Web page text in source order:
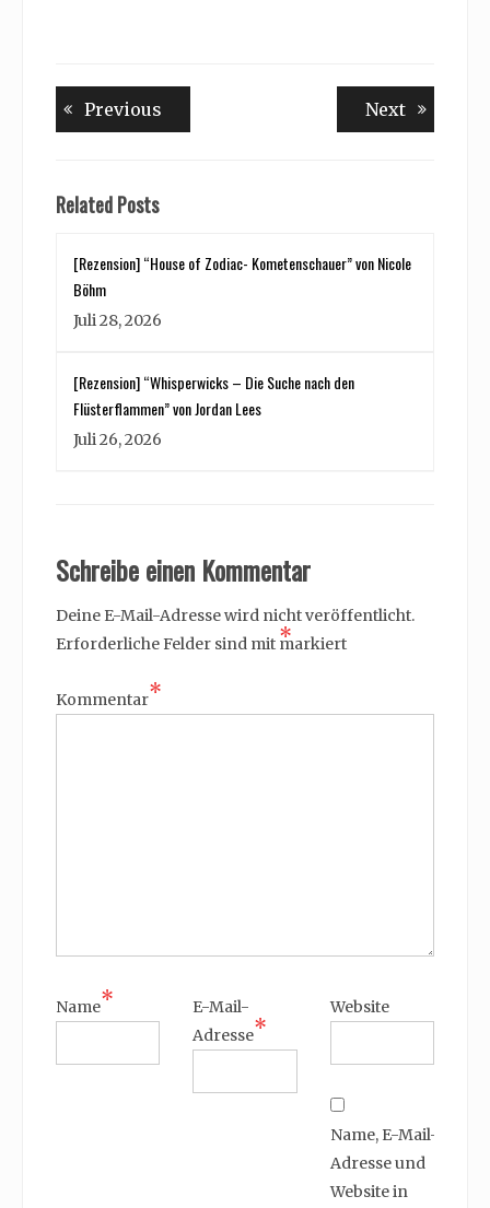
Beitragsnavigation
Previous NextNext
Related Posts
[Rezension] “House of Zodiac- Kometenschauer” von Nicole
Böhm
Juli 28, 2026
[Rezension] “Whisperwicks – Die Suche nach den
Flüsterflammen” von Jordan Lees
Juli 26, 2026
Schreibe einen Kommentar
Deine E-Mail-Adresse wird nicht veröffentlicht.
Erforderliche Felder sind mit *
markiert
Kommentar*
Name*
E-Mail-
Adresse*
Website
Name, E-Mail-
Adresse und
Website in